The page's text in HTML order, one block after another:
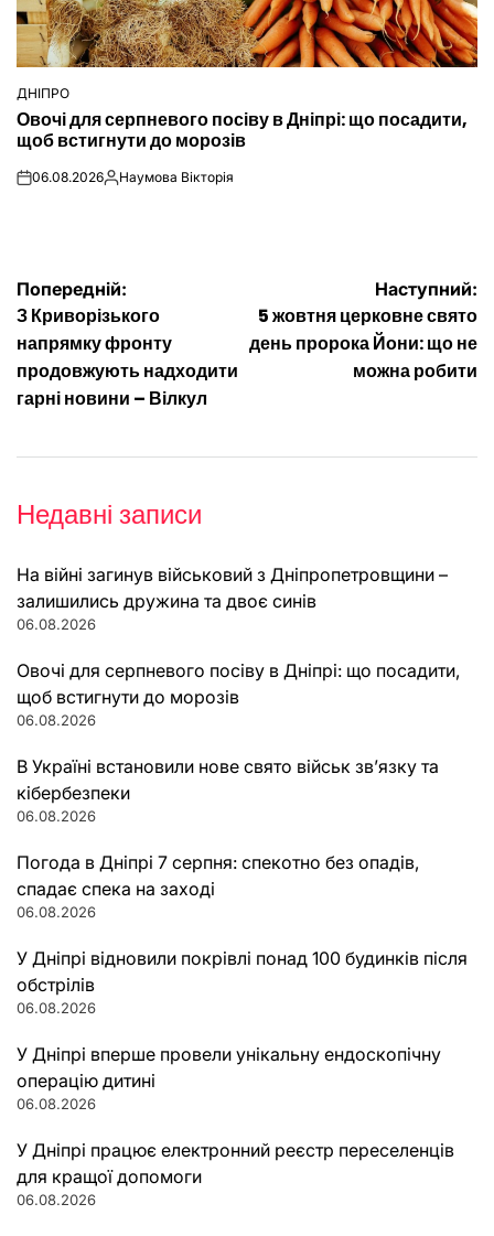
ОПУБЛІКУВАТИ
У
ДНІПРО
Овочі для серпневого посіву в Дніпрі: що посадити,
щоб встигнути до морозів
on06.08.2026Опубліковано
Наумова Вікторія
Навігація
записів
Попередній:
З Криворізького
напрямку фронту
продовжують надходити
гарні новини – Вілкул
Наступний:
5 жовтня церковне свято
день пророка Йони: що не
можна робити
Недавні записи
На війні загинув військовий з Дніпропетровщини –
залишились дружина та двоє синів
06.08.2026
Овочі для серпневого посіву в Дніпрі: що посадити,
щоб встигнути до морозів
06.08.2026
В Україні встановили нове свято військ зв’язку та
кібербезпеки
06.08.2026
Погода в Дніпрі 7 серпня: спекотно без опадів,
спадає спека на заході
06.08.2026
У Дніпрі відновили покрівлі понад 100 будинків після
обстрілів
06.08.2026
У Дніпрі вперше провели унікальну ендоскопічну
операцію дитині
06.08.2026
У Дніпрі працює електронний реєстр переселенців
для кращої допомоги
06.08.2026